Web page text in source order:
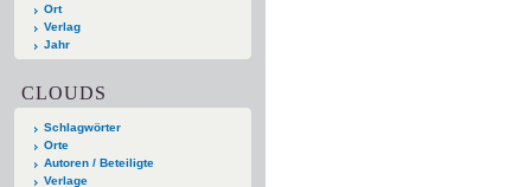
Ort
Verlag
Jahr
CLOUDS
Schlagwörter
Orte
Autoren / Beteiligte
Verlage